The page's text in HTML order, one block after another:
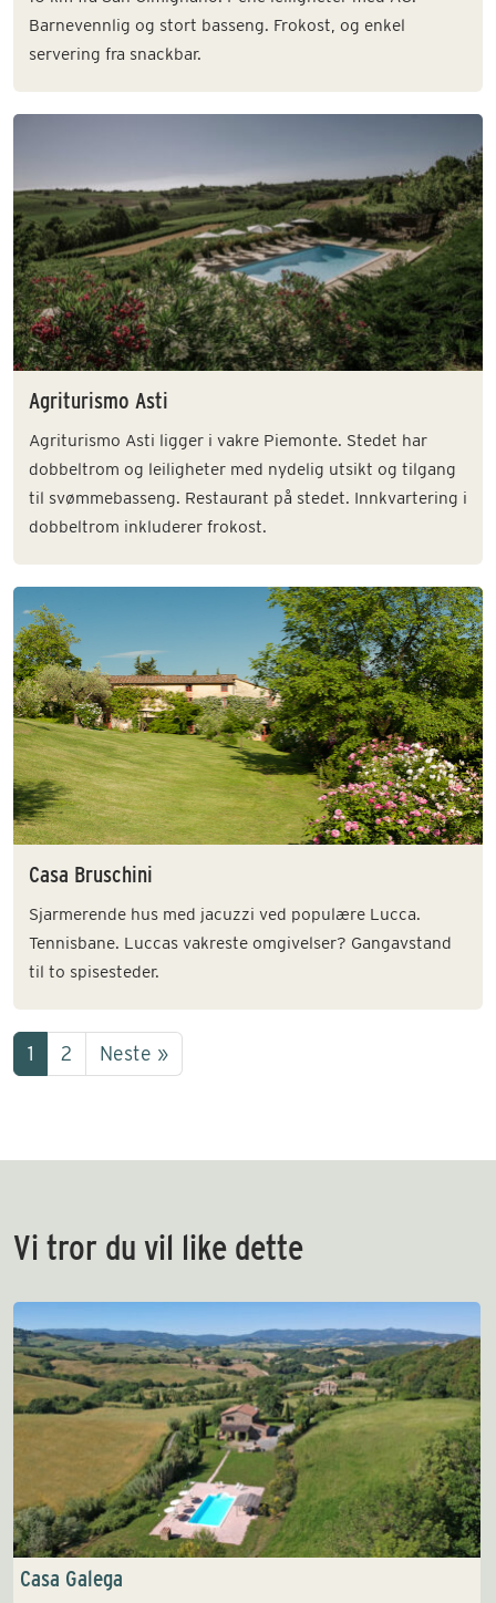
Barnevennlig og stort basseng. Frokost, og enkel
servering fra snackbar.
Agriturismo Asti
Agriturismo Asti ligger i vakre Piemonte. Stedet har
dobbeltrom og leiligheter med nydelig utsikt og tilgang
til svømmebasseng. Restaurant på stedet. Innkvartering i
dobbeltrom inkluderer frokost.
Casa Bruschini
Sjarmerende hus med jacuzzi ved populære Lucca.
Tennisbane. Luccas vakreste omgivelser? Gangavstand
til to spisesteder.
1 2 Neste »
Vi tror du vil like dette
Casa Galega